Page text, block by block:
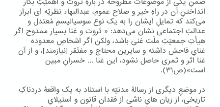
انداختنِ آن در راهِ خیر و صلاح عموم، عبدالبهاء نظریّه ای ابراز
می‌کند که تمایلِ ایشان را به یک نوع سوسیالیسمِ مُعتدل و
عدالتِ اجتماعی نشان می‌دهد: « ثروت و غنا بسیار ممدوح اگر
هیأتِ جمعیّتِ ملّت غنی باشد، ولکن اگر اشخاصِ معدوده
غنایِ فاحش داشته و سایرین محتاج و مفتَقر [نیازمند]، و از آن
غنا اثر و ثمری حاصل نشود، این غنا ... خسرانِ مبین
است»(ص۳۱).
در موضعِ دیگری از رسالۀ مدنیّه با استناد به یک واقعۀ دردناکِ
تاریخی، از زیان هایِ ناشی از فقدان قانون و استیلایِ